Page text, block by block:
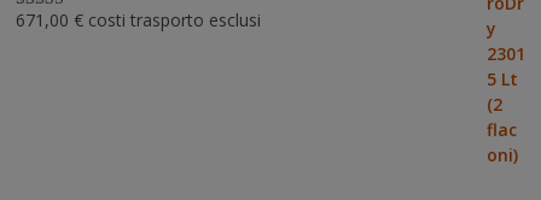
Valutato5.00
671,00 € costi trasporto esclusi